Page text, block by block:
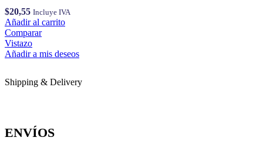
$20,55 Incluye IVA
Añadir al carrito
Comparar
Vistazo
Añadir a mis deseos
Shipping & Delivery
ENVÍOS